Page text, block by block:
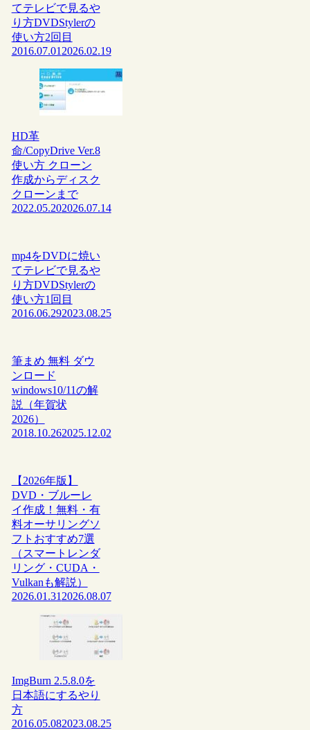
てテレビで見るや
り方DVDStylerの
使い方2回目
2016.07.01 2026.02.19
HD革
命/CopyDrive Ver.8
使い方 クローン
作成からディスク
クローンまで
2022.05.202026.07.14
mp4をDVDに焼い
てテレビで見るや
り方DVDStylerの
使い方1回目
2016.06.292023.08.25
筆まめ 無料 ダウ
ンロード
windows10/11の解
説（年賀状
2026）
2018.10.262025.12.02
【2026年版】
DVD・ブルーレ
イ作成！無料・有
料オーサリングソ
フトおすすめ7選
（スマートレンダ
リング・CUDA・
Vulkanも解説）
2026.01.31 2026.08.07
ImgBurn 2.5.8.0を
日本語にするやり
方
2016.05.082023.08.25